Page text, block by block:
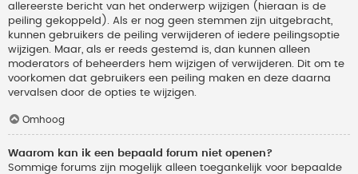
allereerste bericht van het onderwerp wijzigen (hieraan is de
peiling gekoppeld). Als er nog geen stemmen zijn uitgebracht,
kunnen gebruikers de peiling verwijderen of iedere peilingsoptie
wijzigen. Maar, als er reeds gestemd is, dan kunnen alleen
moderators of beheerders hem wijzigen of verwijderen. Dit om te
voorkomen dat gebruikers een peiling maken en deze daarna
vervalsen door de opties te wijzigen.
Omhoog
Waarom kan ik een bepaald forum niet openen?
Sommige forums zijn mogelijk alleen toegankelijk voor bepaalde